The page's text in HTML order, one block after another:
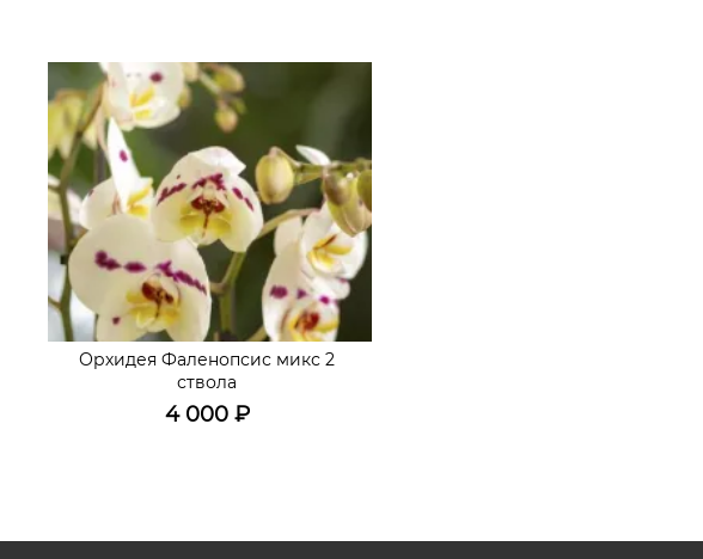
Орхидея Фаленопсис микс 2
ствола
4 000₽